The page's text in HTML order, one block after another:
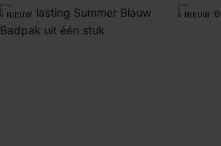
NIEUW NIEUW